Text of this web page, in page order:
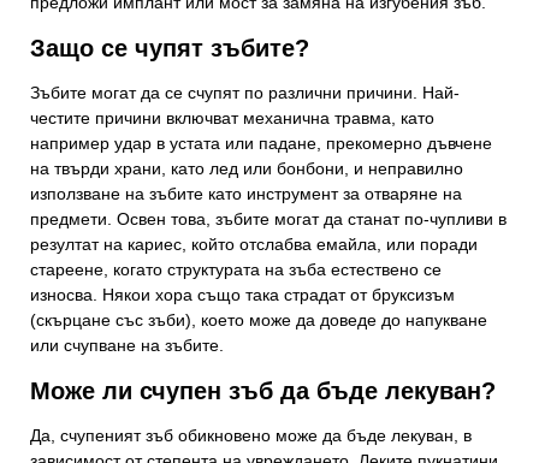
Защо се чупят зъбите?
Зъбите могат да се счупят по различни причини. Най-
честите причини включват механична травма, като
например удар в устата или падане, прекомерно дъвчене
на твърди храни, като лед или бонбони, и неправилно
използване на зъбите като инструмент за отваряне на
предмети. Освен това, зъбите могат да станат по-чупливи в
резултат на кариес, който отслабва емайла, или поради
стареене, когато структурата на зъба естествено се
износва. Някои хора също така страдат от бруксизъм
(скърцане със зъби), което може да доведе до напукване
или счупване на зъбите.
Може ли счупен зъб да бъде лекуван?
Да, счупеният зъб обикновено може да бъде лекуван, в